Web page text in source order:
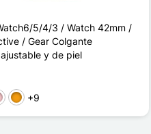
5/4/3 / Watch 42mm /
/ Gear Colgante
y de piel
Naranja
+9